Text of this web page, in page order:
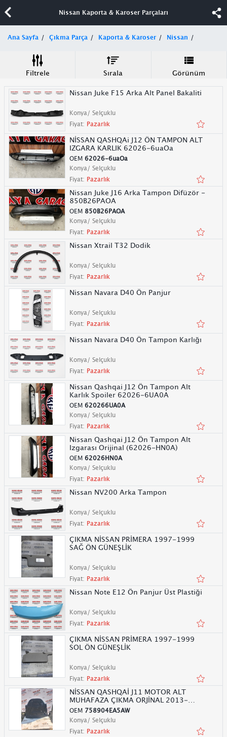
Nissan Kaporta & Karoser Parçaları
Ana Sayfa Çıkma Parça Kaporta & Karoser Nissan
Filtrele Sırala Görünüm
Nissan Juke F15 Arka Alt Panel Bakaliti
Konya/ Selçuklu
Fiyat: Pazarlık
NİSSAN QASHQAi J12 ÖN TAMPON ALT
IZGARA KARLIK 62026-6uaOa
OEM 62026-6uaOa
Konya/ Selçuklu
Fiyat: Pazarlık
Nissan Juke J16 Arka Tampon Difüzör -
850B26PAOA
OEM 850B26PAOA
Konya/ Selçuklu
Fiyat: Pazarlık
Nissan Xtrail T32 Dodik
Konya/ Selçuklu
Fiyat: Pazarlık
Nissan Navara D40 Ön Panjur
Konya/ Selçuklu
Fiyat: Pazarlık
Nissan Navara D40 Ön Tampon Karlığı
Konya/ Selçuklu
Fiyat: Pazarlık
Nissan Qashqai J12 Ön Tampon Alt
Karlık Spoiler 62026-6UA0A
OEM 620266UA0A
Konya/ Selçuklu
Fiyat: Pazarlık
Nissan Qashqai J12 Ön Tampon Alt
Izgarası Orijinal (62026-HN0A)
OEM 62026HN0A
Konya/ Selçuklu
Fiyat: Pazarlık
Nissan NV200 Arka Tampon
Konya/ Selçuklu
Fiyat: Pazarlık
ÇIKMA NİSSAN PRİMERA 1997-1999
SAĞ ÖN GÜNEŞLİK
Konya/ Selçuklu
Fiyat: Pazarlık
Nissan Note E12 Ön Panjur Üst Plastiği
Konya/ Selçuklu
Fiyat: Pazarlık
ÇIKMA NİSSAN PRİMERA 1997-1999
SOL ÖN GÜNEŞLİK
Konya/ Selçuklu
Fiyat: Pazarlık
NİSSAN QASHQAİ J11 MOTOR ALT
MUHAFAZA ÇIKMA ORJİNAL 2013-
2017
OEM 758904EA5AW
Konya/ Selçuklu
Fiyat: Pazarlık